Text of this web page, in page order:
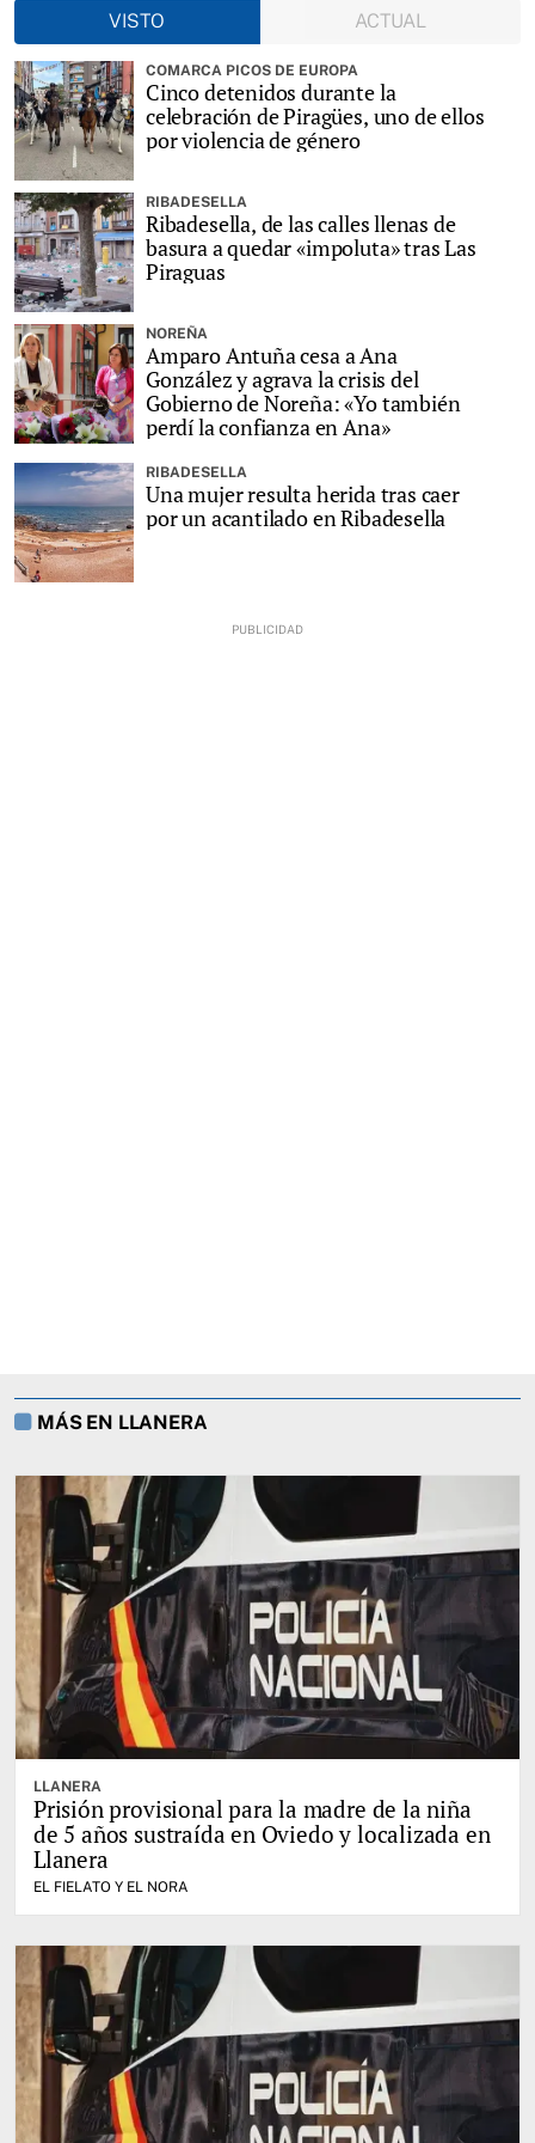
VISTO
ACTUAL
COMARCA PICOS DE EUROPA
Cinco detenidos durante la
celebración de Piragües, uno de ellos
por violencia de género
RIBADESELLA
Ribadesella, de las calles llenas de
basura a quedar «impoluta» tras Las
Piraguas
NOREÑA
Amparo Antuña cesa a Ana
González y agrava la crisis del
Gobierno de Noreña: «Yo también
perdí la confianza en Ana»
RIBADESELLA
Una mujer resulta herida tras caer
por un acantilado en Ribadesella
MÁS EN LLANERA
LLANERA
Prisión provisional para la madre de la niña
de 5 años sustraída en Oviedo y localizada en
Llanera
EL FIELATO Y EL NORA